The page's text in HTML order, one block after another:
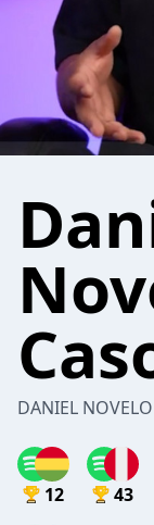
DANIEL NOVELO
12 43